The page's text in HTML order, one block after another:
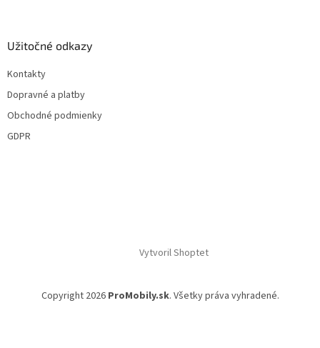
Užitočné odkazy
Kontakty
Dopravné a platby
Obchodné podmienky
GDPR
Vytvoril Shoptet
Copyright 2026 ProMobily.sk. Všetky práva vyhradené.